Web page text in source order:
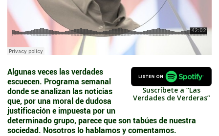
Suscríbete a “Las
Verdades de Verderas”
Algunas veces las verdades
escuecen. Programa semanal
donde se analizan las noticias
que, por una moral de dudosa
justificacióne impuesta por un
determinado grupo, parece que son tabúes de nuestra
sociedad. Nosotros lo hablamos y comentamos.